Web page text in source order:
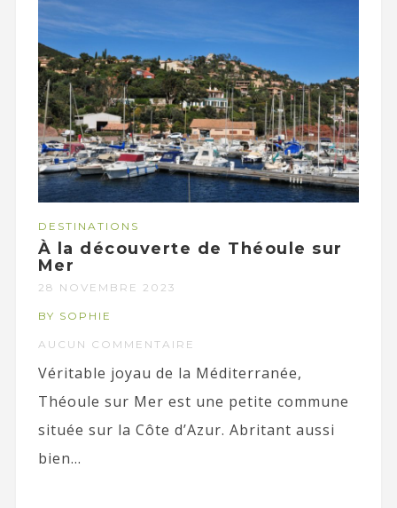
DESTINATIONS
À la découverte de Théoule sur
Mer
28 NOVEMBRE 2023
BY SOPHIE
AUCUN COMMENTAIRE
Véritable joyau de la Méditerranée,
Théoule sur Mer est une petite commune
située sur la Côte d’Azur. Abritant aussi
bien...